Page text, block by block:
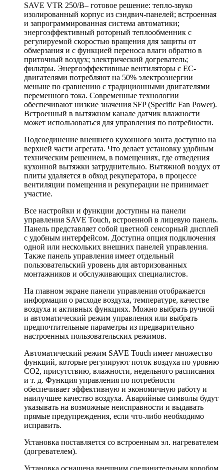
SAVE VTR 250/B– готовое решение: тепло-звуко
изолированный корпус из сэндвич-панелей; встроенная
и запрограммированная система автоматики;
энергоэффективный роторный теплообменник с
регулируемой скоростью вращения для защиты от
обмерзания и с функцией переноса влаги обратно в
приточный воздух; электрический догреватель;
фильтры. Энергоэффективные вентиляторы с EC-
двигателями потребляют на 50% электроэнергии
меньше по сравнению с традиционными двигателями
переменного тока. Современные технологии
обеспечивают низкие значения SFP (Specific Fan Power).
Встроенный в вытяжном канале датчик влажности
может использоваться для управления по потребности.
Подсоединение внешнего кухонного зонта доступно на
верхней части агрегата. Что делает установку удобным
техническим решением, в помещениях, где отведения
кухонной вытяжки затруднительно. Вытяжной воздух от
плиты удаляется в обход рекуператора, в процессе
вентиляции помещения и рекуперации не принимает
участие.
Все настройки и функции доступны на панели
управления SAVE Touch, встроенной в лицевую панель.
Панель представляет собой цветной сенсорный дисплей
с удобным интерфейсом. Доступна опция подключения
одной или нескольких внешних панелей управления.
Также панель управления имеет отдельный
пользовательский уровень для авторизованных
монтажников и обслуживающих специалистов.
На главном экране панели управления отображается
информация о расходе воздуха, температуре, качестве
воздуха и активных функциях. Можно выбрать ручной
и автоматический режим управления или выбрать
предпочтительные параметры из предварительно
настроенных пользовательских режимов.
Автоматический режим SAVE Touch имеет множество
функций, которые регулируют поток воздуха по уровню
СО2, присутствию, влажности, недельного расписания
и т. д. Функция управления по потребности
обеспечивает эффективную и экономичную работу и
наилучшее качество воздуха. Аварийные символы будут
указывать на возможные неисправности и выдавать
прямые предупреждения, если что-либо необходимо
исправить.
Установка поставляется со встроенным эл. нагревателем
(догревателем).
Установка оснащена внешним соединительным коробом